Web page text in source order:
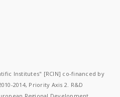
Institutes" [RCIN] co-financed by
2014, Priority Axis 2. R&D